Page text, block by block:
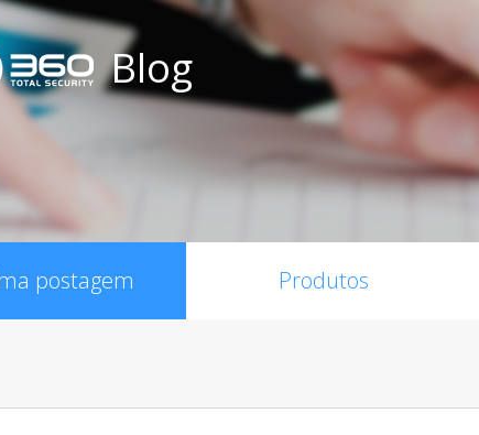
Blog
postagem Produtos